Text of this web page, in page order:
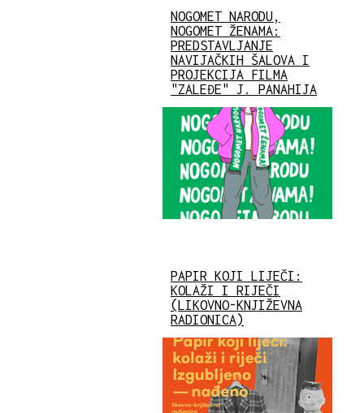
NOGOMET NARODU,
NOGOMET ŽENAMA:
PREDSTAVLJANJE
NAVIJAČKIH ŠALOVA I
PROJEKCIJA FILMA
"ZALEĐE" J. PANAHIJA
PAPIR KOJI LIJEČI:
KOLAŽI I RIJEČI
(LIKOVNO-KNJIŽEVNA
RADIONICA)